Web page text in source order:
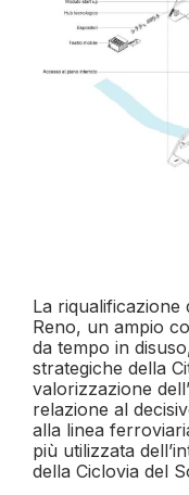
La riqualificazione
Reno, un ampio
da tempo in
strategiche della
valorizzazione
relazione al
alla linea
più utilizzata
della Ciclovia del